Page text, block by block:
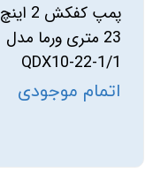
پمپ کفکش 2 اینچ
23 متری ورما مدل
QDX10-22-1/1
اتمام موجودی